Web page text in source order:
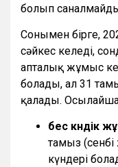
болып
Сонымен бірге,
сәйкес келеді,
апталық жұмыс
болады, ал 31
қалады.
бес күндік
тамыз
күндері